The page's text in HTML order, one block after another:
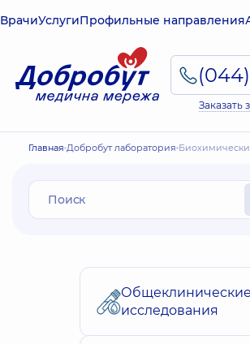
ВрачиУслугиПрофильные направления
Заказать
Главная Добробут лаборатория
Общеклинические
исследования